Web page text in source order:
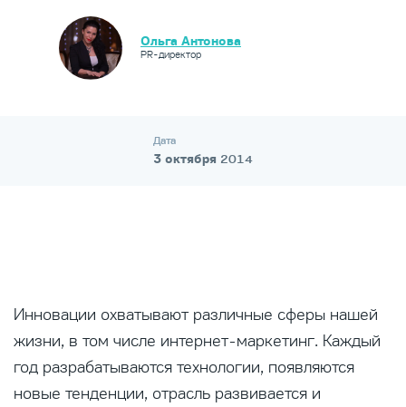
Ольга Антонова
PR-директор
Дата
3 октября 2014
Инновации охватывают различные сферы нашей
жизни, в том числе интернет-маркетинг. Каждый
год разрабатываются технологии, появляются
новые тенденции, отрасль развивается и